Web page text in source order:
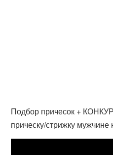
Подбор причесок +
прическу/стрижку